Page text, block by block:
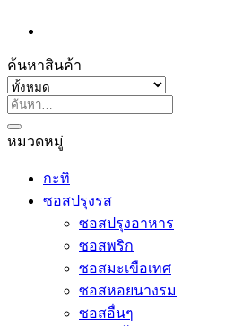
ค้นหาสินค้า
ค้นหา:
หมวดหมู่
กะทิ
ซอสปรุงรส
ซอสปรุงอาหาร
ซอสพริก
ซอสมะเขือเทศ
ซอสหอยนางรม
ซอสอื่นๆ